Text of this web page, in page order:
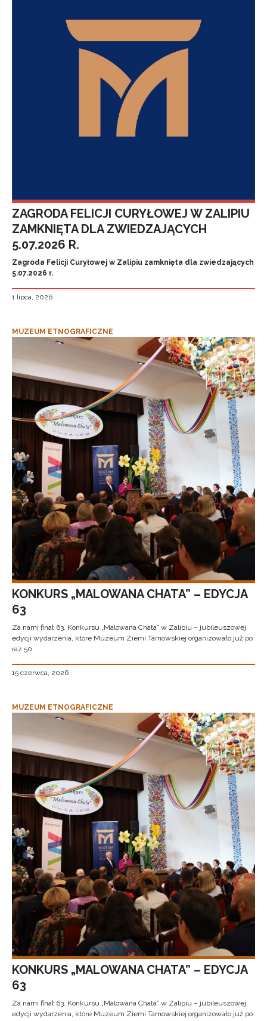
ZAGRODA FELICJI CURYŁOWEJ W ZALIPIU
ZAMKNIĘTA DLA ZWIEDZAJĄCYCH
5.07.2026 R.
Zagroda Felicji Curyłowej w Zalipiu zamknięta dla zwiedzających
5.07.2026 r.
1 lipca, 2026
MUZEUM ETNOGRAFICZNE
KONKURS „MALOWANA CHATA” – EDYCJA
63
Za nami finał 63. Konkursu „Malowana Chata” w Zalipiu – jubileuszowej
edycji wydarzenia, które Muzeum Ziemi Tarnowskiej organizowało już po
raz 50.
15 czerwca, 2026
MUZEUM ETNOGRAFICZNE
KONKURS „MALOWANA CHATA” – EDYCJA
63
Za nami finał 63. Konkursu „Malowana Chata” w Zalipiu – jubileuszowej
edycji wydarzenia, które Muzeum Ziemi Tarnowskiej organizowało już po